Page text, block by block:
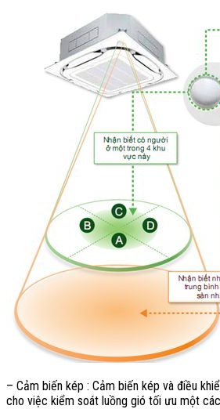
– Cảm biến kép : Cảm biến kép và điều
cho việc kiểm soát luồng gió tối ưu một